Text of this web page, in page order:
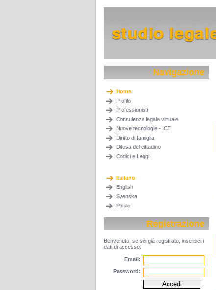
Navigazione
Home
Profilo
Professionisti
Consulenza legale virtuale
Nuove tecnologie - ICT
Diritto di famiglia
Difesa del cittadino
Codici e Leggi
Italiano
English
Svenska
Polski
Registrazione
Benvenuto, se sei già registrato, inserisci i
dati di accesso:
Email:
Password: